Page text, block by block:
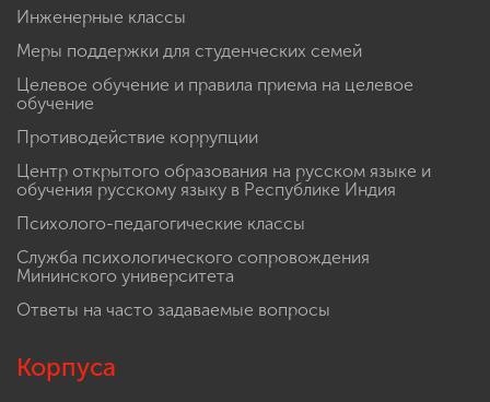
Инженерные классы
Меры поддержки для студенческих семей
Целевое обучение и правила приема на целевое
обучение
Противодействие коррупции
Центр открытого образования на русском языке и
обучения русскому языку в Республике Индия
Психолого-педагогические классы
Служба психологического сопровождения
Мининского университета
Ответы на часто задаваемые вопросы
Корпуса